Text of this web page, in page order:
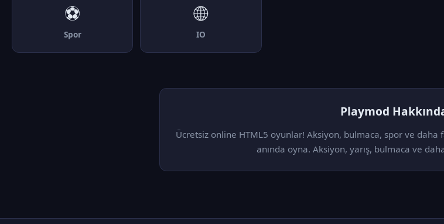
⚽
Spor
🌐
IO
Playmod
Ücretsiz online HTML5 oyunlar! Aksiyon, bulmaca, spor ve daha
anında oyna. Aksiyon, yarış, bulmaca ve